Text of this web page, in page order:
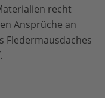
recht
Ansprüche an
Fledermausdaches